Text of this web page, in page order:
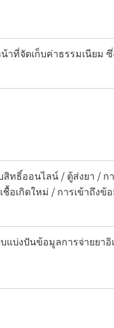
ที่จัดเก็บค่าธรรมเนียม
ทธิ์ออนไลน์ / ตู้ส่งยา /
เกิดใหม่ / การเข้าถึงข้
บ่งปันข้อมูลการจ่ายยา